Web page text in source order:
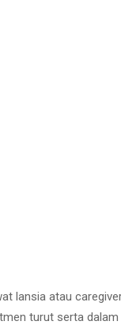
lansia atau
turut serta dalam